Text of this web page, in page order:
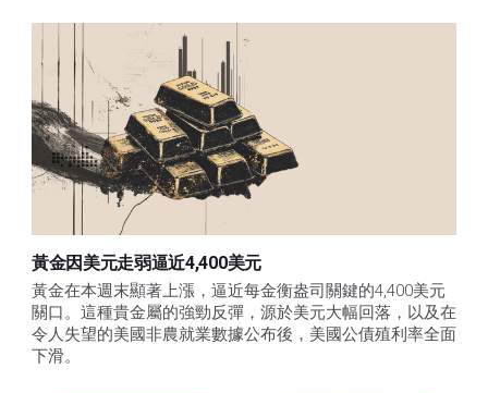
黃金因美元走弱逼近4,400美元
黃金在本週末顯著上漲，逼近每金衡盎司關鍵的4,400美元
關口。這種貴金屬的強勁反彈，源於美元大幅回落，以及在
令人失望的美國非農就業數據公布後，美國公債殖利率全面
下滑。